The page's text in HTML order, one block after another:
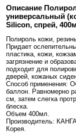
Описание
универсальный
Silicon, спрей,
Полироль кожи,
Придает
пластика, кожи,
загрязнение и
подходит для
дверей, кожаных
Способ применения:
баллон. Равномерно
см, затем слегка
блеска.
Объем 400мл.
Производитель:
Корея.